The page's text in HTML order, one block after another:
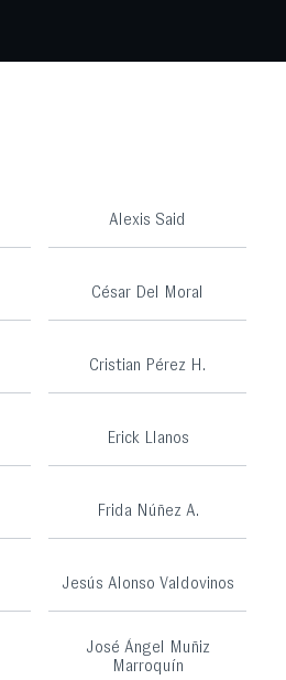
Alexis Said
César Del Moral
Cristian Pérez H.
Erick Llanos
Frida Núñez A.
Jesús Alonso Valdovinos
José Ángel Muñiz
Marroquín